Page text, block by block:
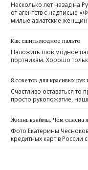
Несколько лет назад на
от агентств с надписью
милые азиатские
Как сшить модное пальто
Наложить шов модное
портнихам. Хорошо
8 советов для красивых
Счастливо оставаться то
просто рукопожатие,
Жизнь взаймы. Чем опасна
Фото Екатерины
кредитных карт в России